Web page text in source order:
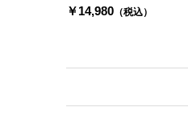
￥14,980 （税込）